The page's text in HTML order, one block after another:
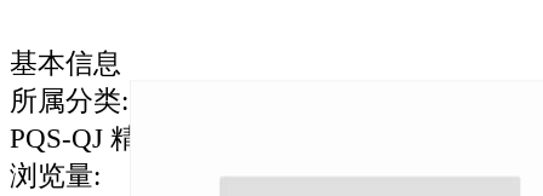
基本信息
所属分类:
PQS-QJ 精铸不锈钢泵
浏览量: